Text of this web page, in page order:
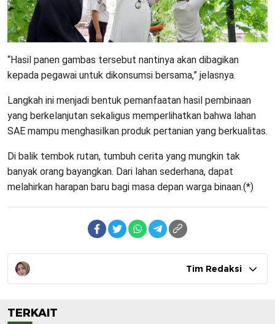
“Hasil panen gambas tersebut nantinya akan dibagikan
kepada pegawai untuk dikonsumsi bersama,” jelasnya.
Langkah ini menjadi bentuk pemanfaatan hasil pembinaan
yang berkelanjutan sekaligus memperlihatkan bahwa lahan
SAE mampu menghasilkan produk pertanian yang berkualitas.
Di balik tembok rutan, tumbuh cerita yang mungkin tak
banyak orang bayangkan. Dari lahan sederhana, dapat
melahirkan harapan baru bagi masa depan warga binaan.(*)
Tim Redaksi
TERKAIT